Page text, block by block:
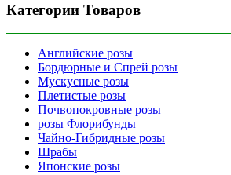
Категории Товаров
Английские розы
Бордюрные и Спрей розы
Мускусные розы
Плетистые розы
Почвопокровные розы
розы Флорибунды
Чайно-Гибридные розы
Шрабы
Японские розы